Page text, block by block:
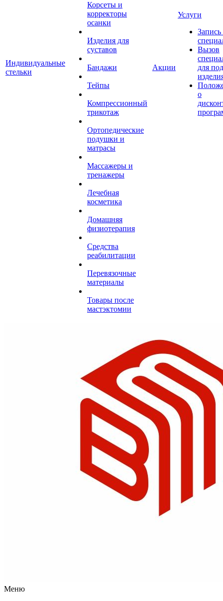
Индивидуальные
стельки
Корсеты и
корректоры
осанки
Изделия для
суставов
Бандажи
Тейпы
Компрессионный
трикотаж
Ортопедические
подушки и
матрасы
Массажеры и
тренажеры
Лечебная
косметика
Домашняя
физиотерапия
Средства
реабилитации
Перевязочные
материалы
Товары после
мастэктомии
Акции
Услуги
Запись
Вызов
для
о
Меню